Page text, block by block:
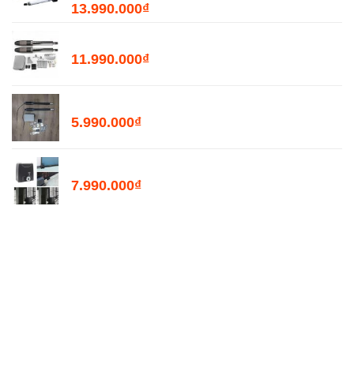
13.990.000₫
11.990.000₫
5.990.000₫
7.990.000₫